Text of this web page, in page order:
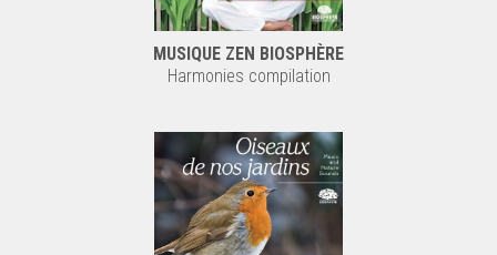
MUSIQUE ZEN BIOSPHÈRE
Harmonies compilation